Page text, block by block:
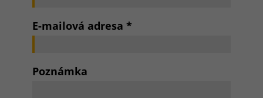
E-mailová adresa *
Poznámka